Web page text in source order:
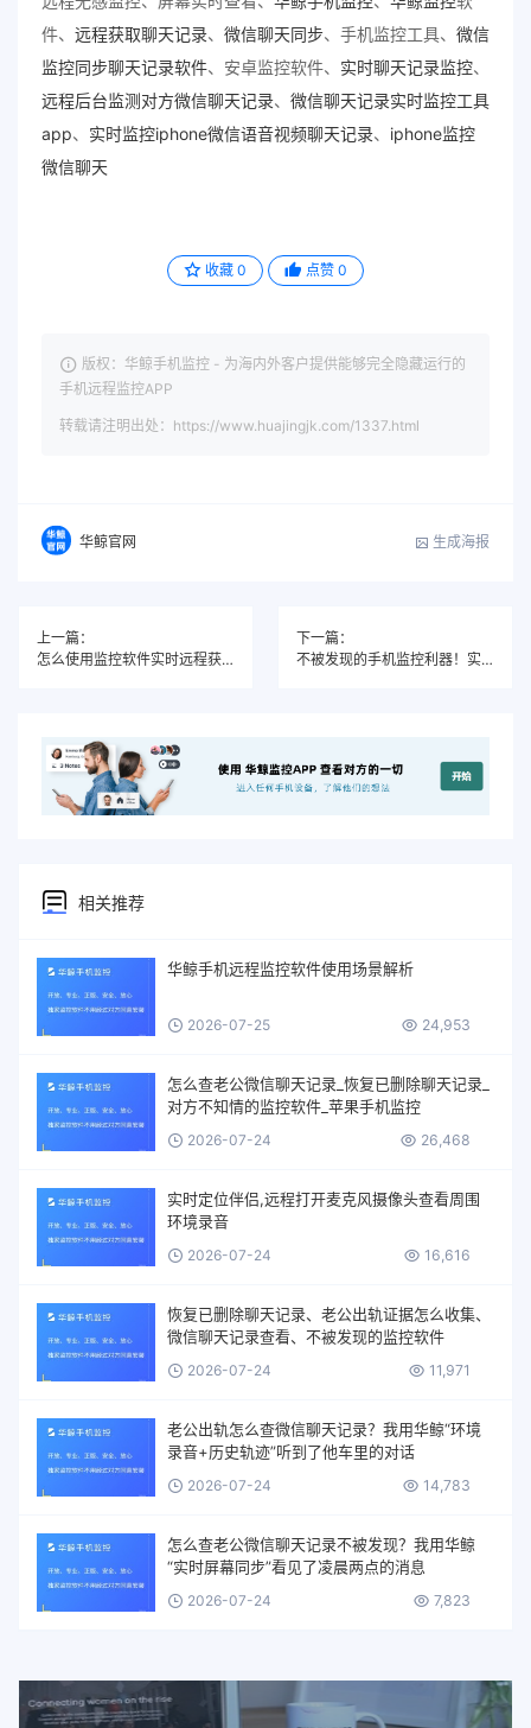
件、 远程获取聊天记录、 微信聊天同步、手机监控工具、 微信
监控同步聊天记录软件、安卓监控软件、 实时聊天记录监控、
远程后台监测对方微信聊天记录、 微信聊天记录实时监控工具
app、 实时监控iphone微信语音视频聊天记录、 iphone监控
微信聊天
收藏 0 点赞 0
版权：华鲸手机监控 - 为海内外客户提供能够完全隐藏运行的
手机远程监控APP
转载请注明出处：https://www.huajingjk.com/1337.html
华鲸官网 生成海报
上一篇：
怎么使用监控软件实时远程获取对方聊天记录？
下一篇：
不被发现的手机监控利器！实时同步对方微信聊天与手机位置定位
相关推荐
华鲸手机远程监控软件使用场景解析
2026-07-25 24,953
怎么查老公微信聊天记录_恢复已删除聊天记录_
对方不知情的监控软件_苹果手机监控
2026-07-24 26,468
实时定位伴侣,远程打开麦克风摄像头查看周围
环境录音
2026-07-24 16,616
恢复已删除聊天记录、老公出轨证据怎么收集、
微信聊天记录查看、不被发现的监控软件
2026-07-24 11,971
老公出轨怎么查微信聊天记录？我用华鲸“环境
录音+历史轨迹”听到了他车里的对话
2026-07-24 14,783
怎么查老公微信聊天记录不被发现？我用华鲸
“实时屏幕同步”看见了凌晨两点的消息
2026-07-24 7,823